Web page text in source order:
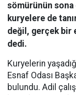
sömürünün sona
kuryelere de
değil, gerçek bir
dedi.
Kuryelerin
Esnaf Odası
bulundu. Adil